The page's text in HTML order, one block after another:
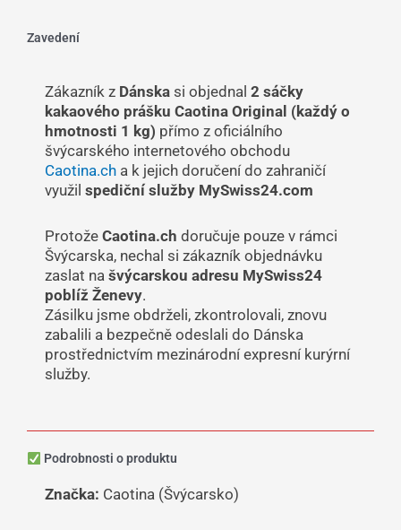
Zavedení
Zákazník z Dánska si objednal 2 sáčky
kakaového prášku Caotina Original (každý o
hmotnosti 1 kg) přímo z oficiálního
švýcarského internetového obchodu
Caotina.ch a k jejich doručení do zahraničí
využil spediční služby MySwiss24.com
Protože Caotina.ch doručuje pouze v rámci
Švýcarska, nechal si zákazník objednávku
zaslat na švýcarskou adresu MySwiss24
poblíž Ženevy.
Zásilku jsme obdrželi, zkontrolovali, znovu
zabalili a bezpečně odeslali do Dánska
prostřednictvím mezinárodní expresní kurýrní
služby.
Podrobnosti o produktu
Značka: Caotina (Švýcarsko)